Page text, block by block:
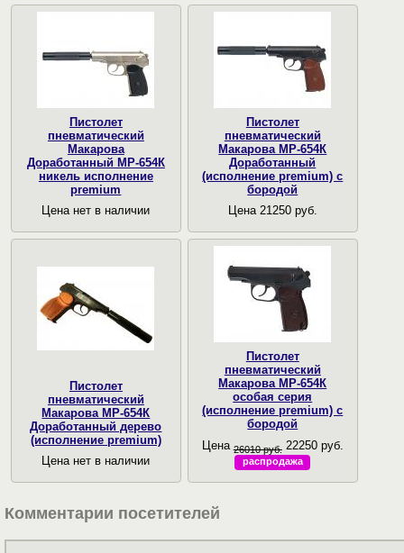
Пистолет
пневматический
Макарова
Доработанный МР-654К
никель исполнение
premium
Цена нет в наличии
Пистолет
пневматический
Макарова МР-654К
Доработанный
(исполнение premium) с
бородой
Цена 21250 руб.
Пистолет
пневматический
Макарова МР-654К
Доработанный дерево
(исполнение premium)
Цена нет в наличии
Пистолет
пневматический
Макарова МР-654К
особая серия
(исполнение premium) с
бородой
Цена 26010 руб. 22250 руб.
распродажа
Комментарии посетителей